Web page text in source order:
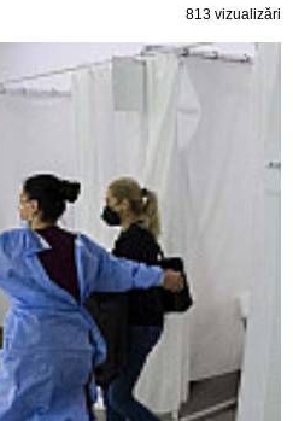
813 vizualizări